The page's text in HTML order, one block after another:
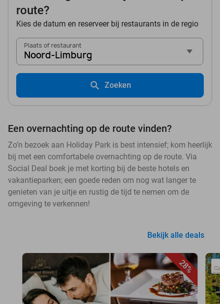
route?
Kies de datum en reserveer bij restaurants in de regio
Plaats of restaurant
Noord-Limburg
Zoeken
Een overnachting op de route vinden?
Zo’n bezoek aan Holiday Park is best intensief; kom heerlijk
bij met een comfortabele overnachting op de route. Via
Social Deal boek je met korting bij de beste hotels en
vakantieparken; een goede reden om nog wat langer te
genieten van je uitje en rustig de tijd te nemen om de
omgeving te verkennen!
Bekijk alle deals
28%